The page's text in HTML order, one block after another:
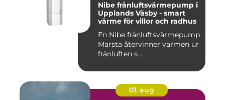
Nibe frånluftsvärmepump i
Upplands Väsby - smart
värme för villor och radhus
En Nibe frånluftsvärmepump
Märsta återvinner värmen ur
frånluften s...
01. aug